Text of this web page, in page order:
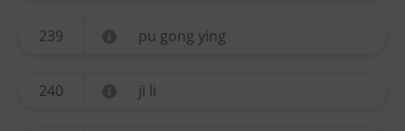
239 pu gong ying
240 ji li